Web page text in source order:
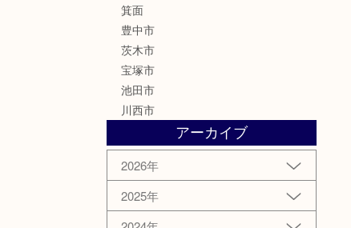
箕面
豊中市
茨木市
宝塚市
池田市
川西市
アーカイブ
2026年
2025年